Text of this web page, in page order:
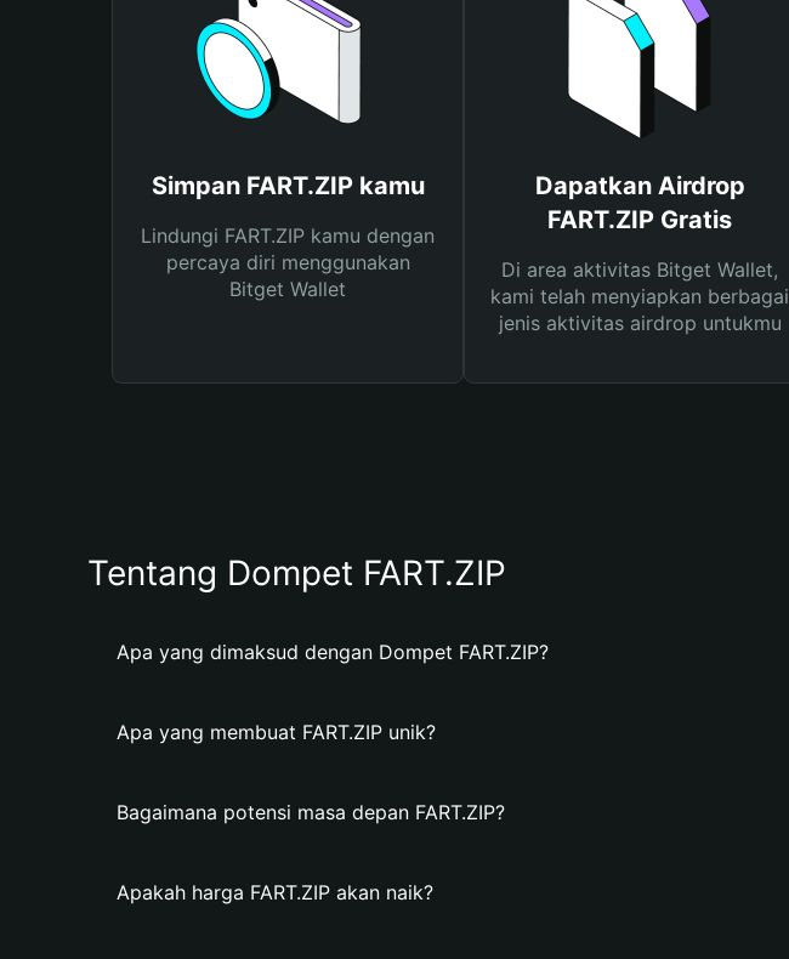
Simpan FART.ZIP kamu
Lindungi FART.ZIP kamu dengan
percaya diri menggunakan
Bitget Wallet
Dapatkan Airdrop
FART.ZIP Gratis
Di area aktivitas Bitget Wallet,
kami telah menyiapkan berbagai
jenis aktivitas airdrop untukmu
Tentang Dompet FART.ZIP
Apa yang dimaksud dengan Dompet FART.ZIP?
Apa yang membuat FART.ZIP unik?
Bagaimana potensi masa depan FART.ZIP?
Apakah harga FART.ZIP akan naik?